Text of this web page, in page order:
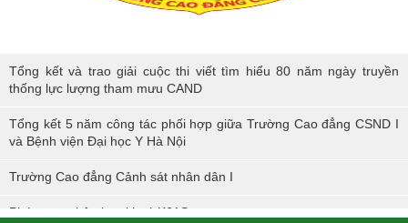
lực lượng tham mưu CAND
Tổng kết và trao giải cuộc thi viết tìm hiểu 80 năm ngày truyền
thống lực lượng tham mưu CAND
Tổng kết 5 năm công tác phối hợp giữa Trường Cao đẳng CSND I
và Bệnh viện Đại học Y Hà Nội
Trường Cao đẳng Cảnh sát nhân dân I
Phóng sự nhập học khoá K61S